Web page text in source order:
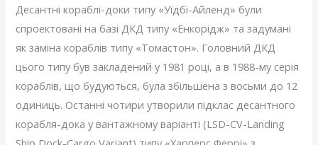
Десантні кораблі-доки типу «Уїдбі-Айленд» були
спроектовані на базі ДКД типу «Енкорідж» та задумані
як заміна кораблів типу «Томастон». Головний ДКД
цього типу був закладений у 1981 році, а в 1988-му серія
кораблів, що будуються, була збільшена з восьми до 12
одиниць. Останні чотири утворили підклас десантного
корабля-дока у вантажному варіанті (LSD-CV-Landing